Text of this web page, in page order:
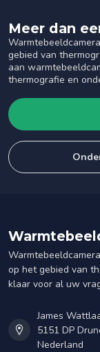
Meer dan
gebied van
aan
thermografie en
op het gebied van
klaar voor al uw
James
5151 DP
Nederland